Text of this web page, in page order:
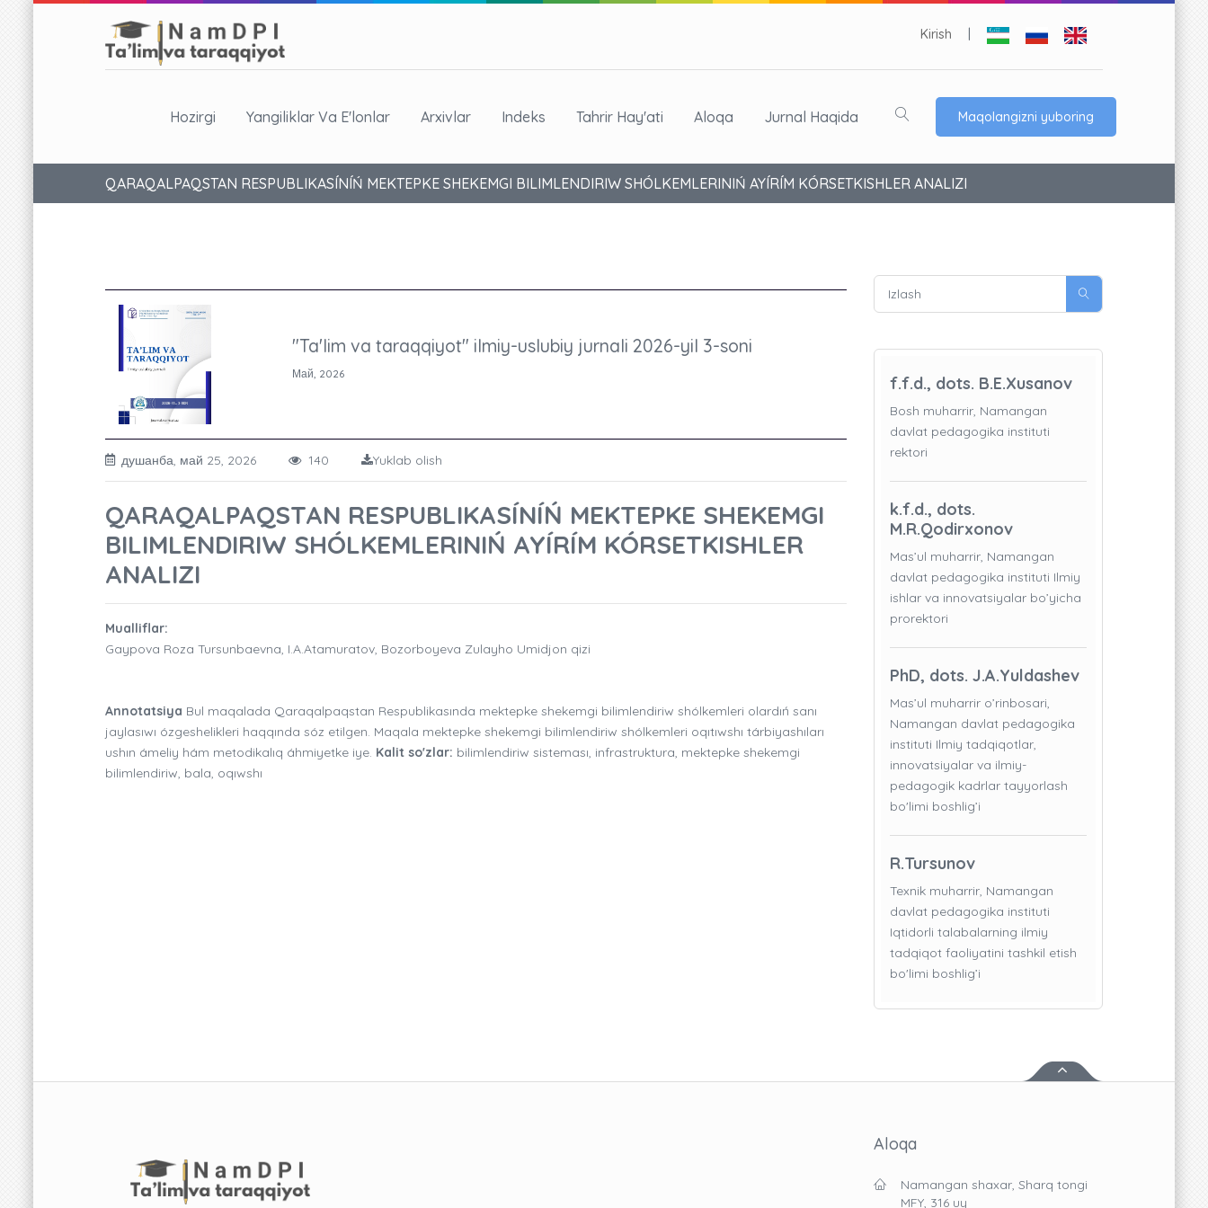
Kirish
Hozirgi Yangiliklar Va E'lonlar Arxivlar Indeks Tahrir Hay'ati Aloqa Jurnal Haqida Maqolangizni yuboring
QARAQALPAQSTAN RESPUBLIKASÍNÍŃ MEKTEPKE SHEKEMGI BILIMLENDIRIW SHÓLKEMLERINIŃ AYÍRÍM KÓRSETKISHLER ANALIZI
"Ta'lim va taraqqiyot" ilmiy-uslubiy jurnali 2026-yil 3-soni
Май, 2026
душанба, май 25, 2026 140 Yuklab olish
QARAQALPAQSTAN RESPUBLIKASÍNÍŃ MEKTEPKE SHEKEMGI
BILIMLENDIRIW SHÓLKEMLERINIŃ AYÍRÍM KÓRSETKISHLER
ANALIZI
Mualliflar:
Gaypova Roza Tursunbaevna, I.A.Atamuratov, Bozorboyeva Zulayho Umidjon qizi
Annotatsiya Bul maqalada Qaraqalpaqstan Respublikasında mektepke shekemgi bilimlendiriw shólkemleri olardıń sanı
jaylasıwı ózgeshelikleri haqqında sóz etilgen. Maqala mektepke shekemgi bilimlendiriw shólkemleri oqıtıwshı tárbiyashıları
ushın ámeliy hám metodikalıq áhmiyetke iye. Kalit so'zlar: bilimlendiriw sisteması, infrastruktura, mektepke shekemgi
bilimlendiriw, bala, oqıwshı
f.f.d., dots. B.E.Xusanov
Bosh muharrir, Namangan
davlat pedagogika instituti
rektori
k.f.d., dots.
M.R.Qodirxonov
Mas’ul muharrir, Namangan
davlat pedagogika instituti Ilmiy
ishlar va innovatsiyalar bo’yicha
prorektori
PhD, dots. J.A.Yuldashev
Mas’ul muharrir o’rinbosari,
Namangan davlat pedagogika
instituti Ilmiy tadqiqotlar,
innovatsiyalar va ilmiy-
pedagogik kadrlar tayyorlash
bo'limi boshlig’i
R.Tursunov
Texnik muharrir, Namangan
davlat pedagogika instituti
Iqtidorli talabalarning ilmiy
tadqiqot faoliyatini tashkil etish
bo'limi boshlig’i
Aloqa
Namangan shaxar, Sharq tongi
MFY, 316 uy